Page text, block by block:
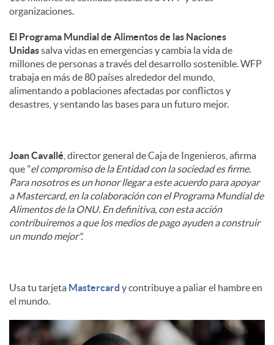
organizaciones.
El Programa Mundial de Alimentos de las Naciones
Unidassalva vidas en emergencias y cambia la vida de
millones de personas a través del desarrollo sostenible. WFP
trabaja en más de 80 países alrededor del mundo,
alimentando a poblaciones afectadas por conflictos y
desastres, y sentando las bases para un futuro mejor.
Joan Cavallé , director general de Caja de Ingenieros, afirma
que "el compromiso de la Entidad con la sociedad es firme.
Para nosotros es un honor llegar a este acuerdo para apoyar
a Mastercard, en la colaboración con el Programa Mundial de
Alimentos de la ONU. En definitiva, con esta acción
contribuiremos a que los medios de pago ayuden a construir
un mundo mejor".
Usa tu tarjeta Mastercard y contribuye a paliar el hambre en
el mundo.